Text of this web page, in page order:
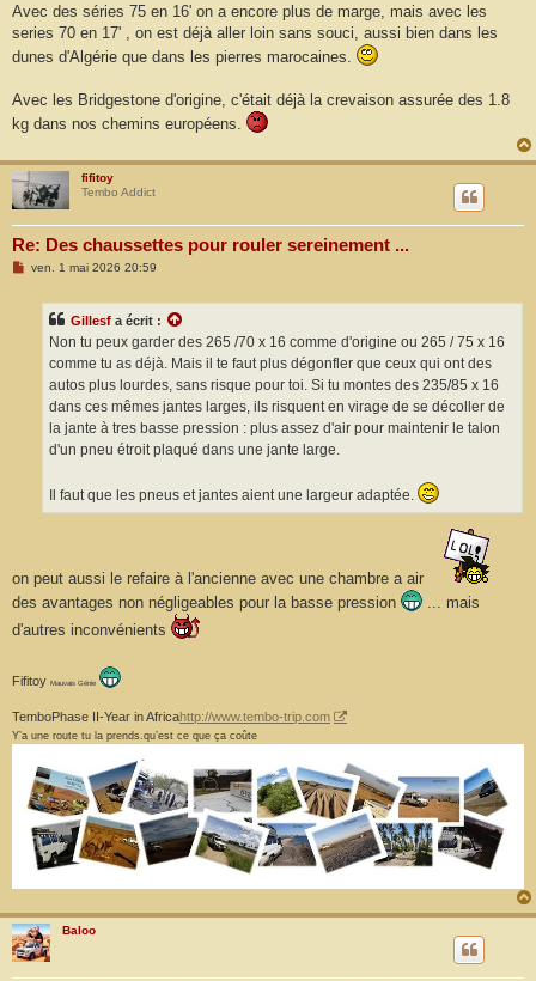
Avec des séries 75 en 16' on a encore plus de marge, mais avec les
series 70 en 17' , on est déjà aller loin sans souci, aussi bien dans les
dunes d'Algérie que dans les pierres marocaines.
Avec les Bridgestone d'origine, c'était déjà la crevaison assurée des 1.8
kg dans nos chemins européens.
fifitoy
Tembo Addict
Re: Des chaussettes pour rouler sereinement ...
Mven. 1 mai 2026 20:59
Gillesf a écrit :
Non tu peux garder des 265 /70 x 16 comme d'origine ou 265 / 75 x 16
comme tu as déjà. Mais il te faut plus dégonfler que ceux qui ont des
autos plus lourdes, sans risque pour toi. Si tu montes des 235/85 x 16
dans ces mêmes jantes larges, ils risquent en virage de se décoller de
la jante à tres basse pression : plus assez d'air pour maintenir le talon
d'un pneu étroit plaqué dans une jante large.
Il faut que les pneus et jantes aient une largeur adaptée.
on peut aussi le refaire à l'ancienne avec une chambre a air
des avantages non négligeables pour la basse pression
... mais
d'autres inconvénients
Fifitoy Mauvais Génie
TemboPhase II-Year in Africahttp://www.tembo-trip.com
Y’a une route tu la prends.qu’est ce que ça coûte
Baloo